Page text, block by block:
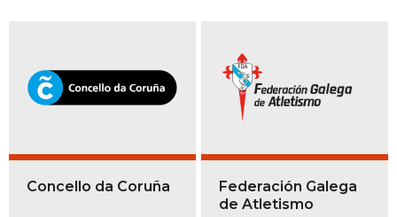
Concello da Coruña
Federación Galega
de Atletismo